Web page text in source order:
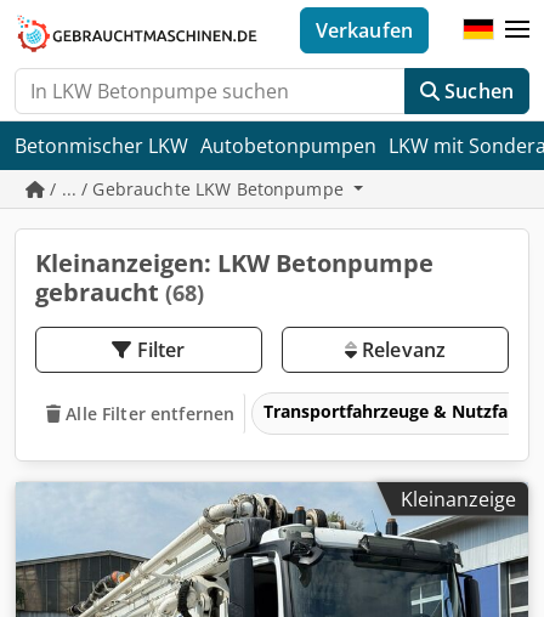
Suchen
Verkaufen
Betonmischer LKW Autobetonpumpen LKW mit
/ ... / Gebrauchte LKW Betonpumpe
Kleinanzeigen: LKW Betonpumpe
gebraucht (68)
Filter Relevanz
Alle Filter entfernen Transportfahrzeuge &
Kleinanzeige